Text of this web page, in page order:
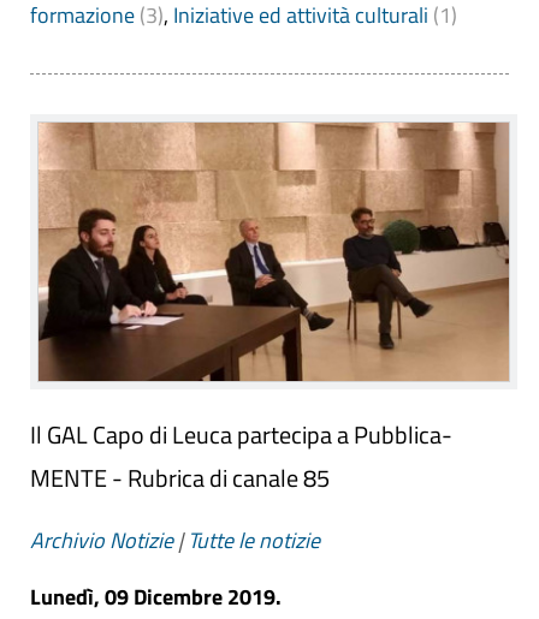
formazione(3), Iniziative ed attività culturali (1)
Il GAL Capo di Leuca partecipa a Pubblica-
MENTE - Rubrica di canale 85
Archivio Notizie|Tutte le notizie
Lunedì, 09 Dicembre 2019.